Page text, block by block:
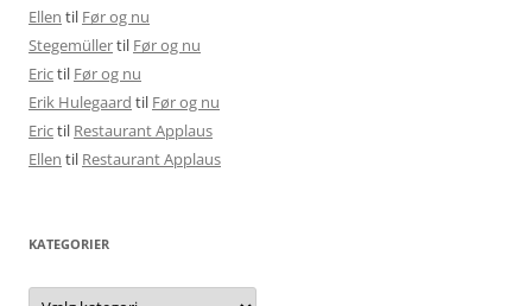
Ellen til Før og nu
Stegemüllertil Før og nu
Erictil Før og nu
Erik Hulegaard til Før og nu
Erictil Restaurant Applaus
Ellen til Restaurant Applaus
KATEGORIER
Kategorier